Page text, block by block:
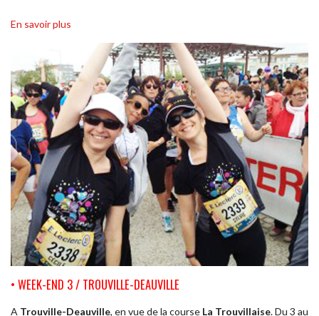
En savoir plus
• WEEK-END 3 / TROUVILLE-DEAUVILLE
A Trouville-Deauville, en vue de la course La Trouvillaise. Du 3 au